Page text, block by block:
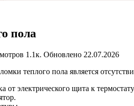
пола
1.1к. Обновлено 22.07.2026
теплого пола является
от электрического щита к